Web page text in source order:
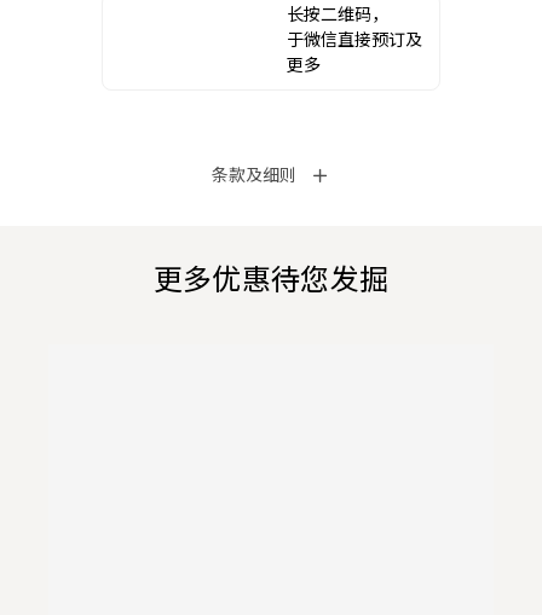
长按二维码，
于微信直接预订及
更多
条款及细则
更多优惠待您发掘